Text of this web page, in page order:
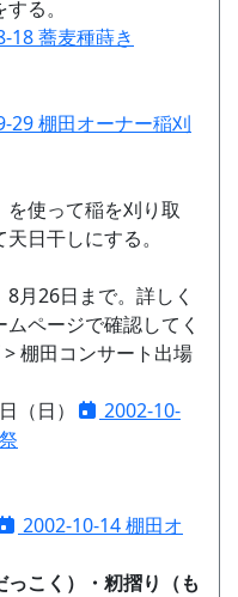
る。
18 蕎麦種蒔き
29 棚田オーナー稲刈
使って稲を刈り取
日干しにする。
月26日まで。詳しく
ページで確認してく
棚田コンサート出場
（日）
2002-10-
2002-10-14 棚田オ
こく）・籾摺り（も